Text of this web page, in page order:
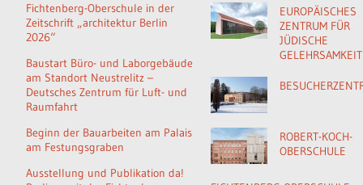
Fichtenberg-Oberschule in der
Zeitschrift „architektur Berlin
2026“
Baustart Büro- und Laborgebäude
am Standort Neustrelitz –
Deutsches Zentrum für Luft- und
Raumfahrt
Beginn der Bauarbeiten am Palais
am Festungsgraben
Ausstellung und Publikation da!
EUROPÄISCHES
ZENTRUM FÜR
JÜDISCHE
GELEHRSAMKEIT
ROBERT-KOCH-
OBERSCHULE